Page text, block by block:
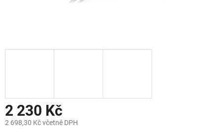
2 230 Kč
2 698,30 Kč včetně DPH